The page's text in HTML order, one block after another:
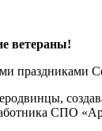
ветераны!
СПО